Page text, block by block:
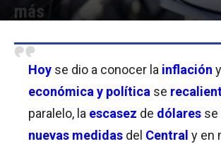
más
Hoy se dio a conocer la inflación
económica y política se
paralelo, la escasez de dólares se
nuevas medidas del Central y en